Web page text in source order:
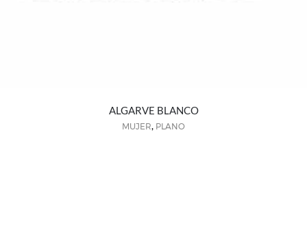
ALGARVE BLANCO
MUJER, PLANO